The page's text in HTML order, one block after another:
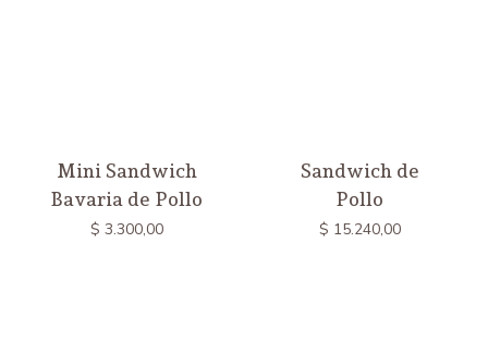
Mini Sandwich
Bavaria de Pollo
$ 3.300,00
Sandwich de
Pollo
$ 15.240,00